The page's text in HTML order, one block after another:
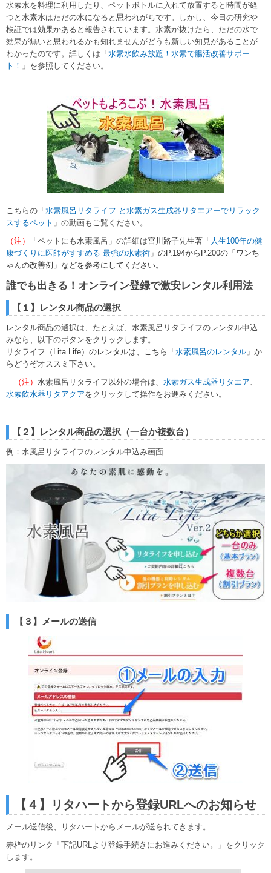
水素水を料理に利用したり、ペットボトルに入れて放置すると時間が経
つと水素水はただの水になると思われがちです。しかし、今日の研究や
検証では効果かあると報告されています。水素が抜けたら、ただの水で
効果が無いと思われるかも知れませんがどうも新しい知見があることが
わかったのです。詳しくは「 水素水飲み放題！水素で腸活改善サポー
ト！ 」を参照してください。
こちらの「 水素風呂リタライフ と水素ガス生成器リタエアーでリラック
スするペット 」の動画もご覧ください。
（注）
「ペットにも水素風呂」の詳細は宮川路子先生著「 人生100年の健
康づくりに医師がすすめる 最強の水素術 」のP.194からP.200の「ワンち
ゃんの改善例」などを参考にして ください。
誰でも出きる！オンライン登録で激安レンタル利用法
【１】レンタル商品の選択
レンタル商品の選択は、たとえば、水素風呂リタライフのレンタル申込
みなら、以下のボタンをクリックします。
リタライフ（Lita Life）のレンタルは、こちら「 水素風呂のレンタル 」か
らどうぞオススミ下さい。
（注） 水素風呂リタライフ以外の場合は、 水素ガス生成器リタエア、
水素飲水器リタアクアをクリックして操作をお進みください。
【２】レンタル商品の選択（一台か複数台）
例：水風呂リタライフのレンタル申込み画面
【３】メールの送信
【４】リタハートから登録URLへのお知らせ
メール送信後、リタハートからメールが送られてきます。
赤枠のリンク「下記URLより登録手続きにお進みください。」をクリック
します。